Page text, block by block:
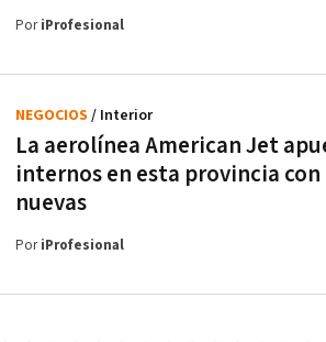
PoriProfesional
La aerolínea American Jet
internos en esta provincia
nuevas
NEGOCIOS / Interior
PoriProfesional